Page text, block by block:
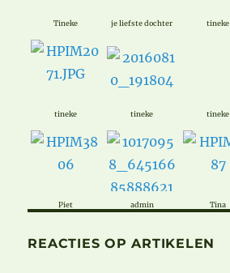
Tineke je liefste dochter tineke
tineke tineke tineke
Piet admin Tina
REACTIES OP ARTIKELEN